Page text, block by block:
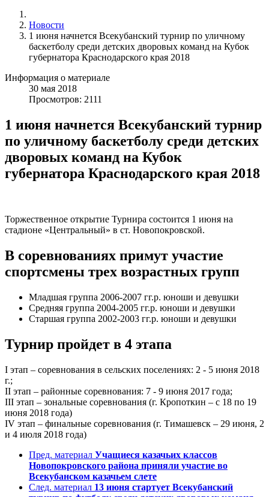
Новости
1 июня начнется Всекубанский турнир по уличному
баскетболу среди детских дворовых команд на Кубок
губернатора Краснодарского края 2018
Информация о материале
30 мая 2018
Просмотров: 2111
1 июня начнется Всекубанский турнир
по уличному баскетболу среди детских
дворовых команд на Кубок
губернатора Краснодарского края 2018
Торжественное открытие Турнира состоится 1 июня на
стадионе «Центральный» в ст. Новопокровской.
В соревнованиях примут участие
спортсмены трех возрастных групп
Младшая группа 2006-2007 гг.р. юноши и девушки
Средняя группа 2004-2005 гг.р. юноши и девушки
Старшая группа 2002-2003 гг.р. юноши и девушки
Турнир пройдет в 4 этапа
I этап – соревнования в сельских поселениях: 2 - 5 июня 2018
г.;
II этап – районные соревнования: 7 - 9 июня 2017 года;
III этап – зональные соревнования (г. Кропоткин – с 18 по 19
июня 2018 года)
IV этап – финальные соревнования (г. Тимашевск – 29 июня, 2
и 4 июля 2018 года)
Пред. материал Учащиеся казачьих классов
Новопокровского района приняли участие во
Всекубанском казачьем слете
След. материал 13 июня стартует Всекубанский